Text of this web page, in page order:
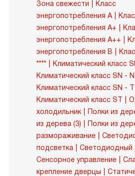
Зона свежести
Класс
энергопотребления A
энергопотребления A+
энергопотребления A++
энергопотребления B
****
Климатический класс
Климатический класс SN - N
Климатический класс SN - T
Климатический класс ST
холодильник
Полки из
из дерева (3)
Полки из
размораживание
подсветка
Светодиодный
Сенсорное управление
крепление дверцы